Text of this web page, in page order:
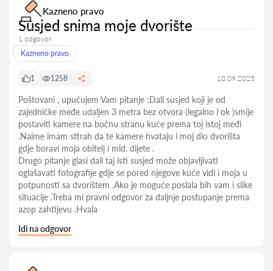
Kazneno pravo
Susjed snima moje dvorište
1 odgovor
Kazneno pravo
1 1258 10.09.2025
Poštovani , upućujem Vam pitanje :Dali susjed koji je od
zajedničke međe udaljen 3 metra bez otvora (legalno i ok )smije
postaviti kamere na bočnu stranu kuće prema toj istoj međi
.Naime imam sttrah da te kamere hvataju i moj dio dvorišta
gdje boravi moja obitelj i mld. dijete .
Drugo pitanje glasi dali taj isti susjed može objavljivati
oglašavati fotografije gdje se pored njegove kuće vidi i moja u
potpunosti sa dvorištem .Ako je moguće poslala bih vam i slike
situacije .Treba mi pravni odgovor za daljnje postupanje prema
azop zahtijevu .Hvala
Idi na odgovor